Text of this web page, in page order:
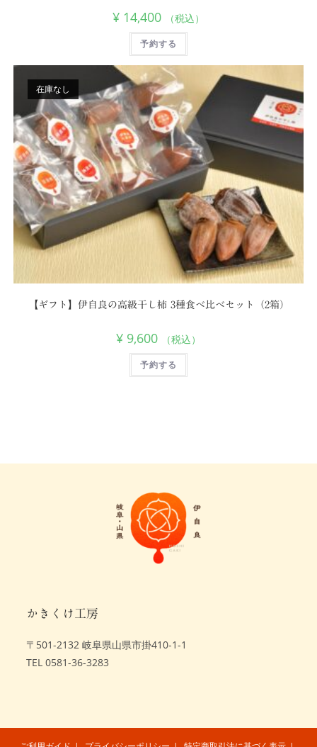
¥ 14,400 （税込）
予約する
在庫なし
【ギフト】伊自良の高級干し柿 3種食べ比べセット（2箱）
¥ 9,600 （税込）
予約する
かきくけ工房
〒501-2132 岐阜県山県市掛410-1-1
TEL 0581-36-3283